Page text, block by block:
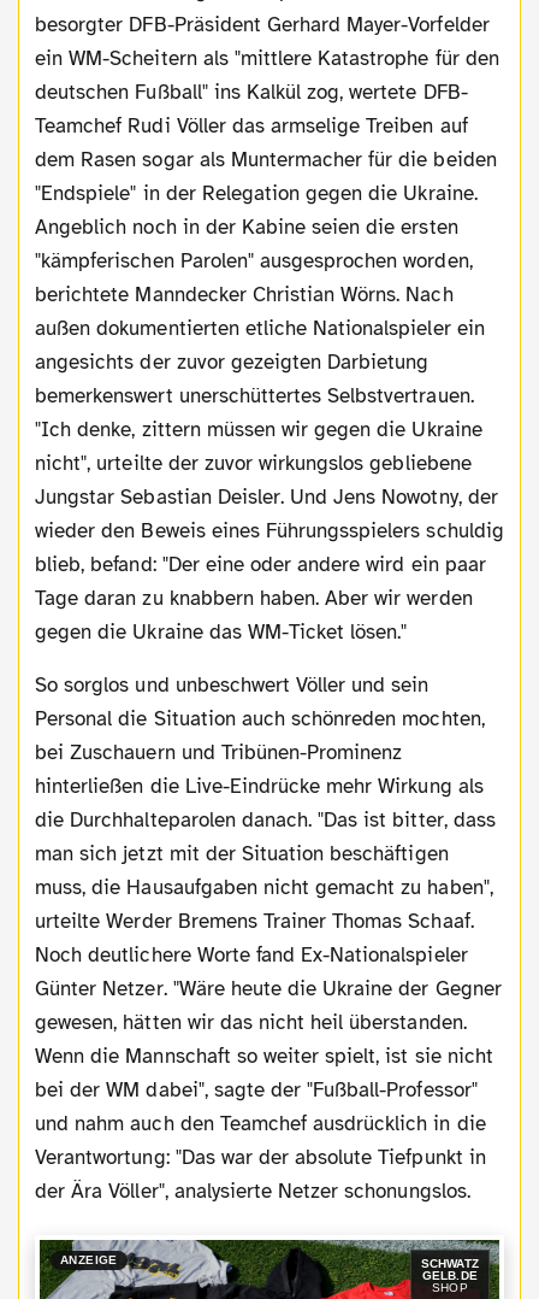
besorgter DFB-Präsident Gerhard Mayer-Vorfelder
ein WM-Scheitern als "mittlere Katastrophe für den
deutschen Fußball" ins Kalkül zog, wertete DFB-
Teamchef Rudi Völler das armselige Treiben auf
dem Rasen sogar als Muntermacher für die beiden
"Endspiele" in der Relegation gegen die Ukraine.
Angeblich noch in der Kabine seien die ersten
"kämpferischen Parolen" ausgesprochen worden,
berichtete Manndecker Christian Wörns. Nach
außen dokumentierten etliche Nationalspieler ein
angesichts der zuvor gezeigten Darbietung
bemerkenswert unerschüttertes Selbstvertrauen.
"Ich denke, zittern müssen wir gegen die Ukraine
nicht", urteilte der zuvor wirkungslos gebliebene
Jungstar Sebastian Deisler. Und Jens Nowotny, der
wieder den Beweis eines Führungsspielers schuldig
blieb, befand: "Der eine oder andere wird ein paar
Tage daran zu knabbern haben. Aber wir werden
gegen die Ukraine das WM-Ticket lösen."
So sorglos und unbeschwert Völler und sein
Personal die Situation auch schönreden mochten,
bei Zuschauern und Tribünen-Prominenz
hinterließen die Live-Eindrücke mehr Wirkung als
die Durchhalteparolen danach. "Das ist bitter, dass
man sich jetzt mit der Situation beschäftigen
muss, die Hausaufgaben nicht gemacht zu haben",
urteilte Werder Bremens Trainer Thomas Schaaf.
Noch deutlichere Worte fand Ex-Nationalspieler
Günter Netzer. "Wäre heute die Ukraine der Gegner
gewesen, hätten wir das nicht heil überstanden.
Wenn die Mannschaft so weiter spielt, ist sie nicht
bei der WM dabei", sagte der "Fußball-Professor"
und nahm auch den Teamchef ausdrücklich in die
Verantwortung: "Das war der absolute Tiefpunkt in
der Ära Völler", analysierte Netzer schonungslos.
ANZEIGE
SCHWATZ
GELB.DE
SHOP